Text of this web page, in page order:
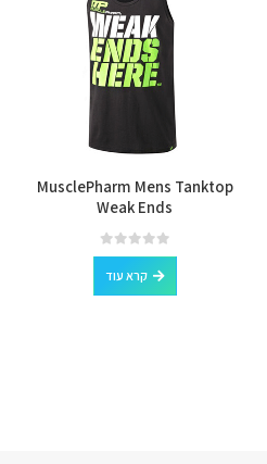
MusclePharm Mens Tanktop
Weak Ends
0
out of 5
קרא עוד